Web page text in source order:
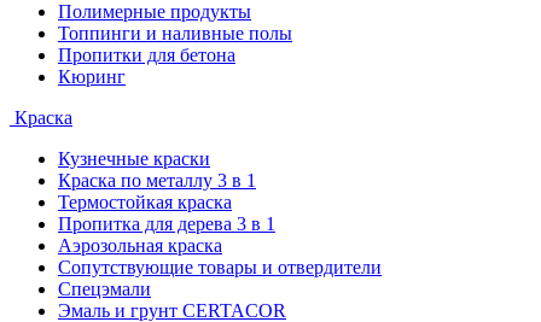
Полимерные продукты
Топпинги и наливные полы
Пропитки для бетона
Кюринг
Краска
Кузнечные краски
Краска по металлу 3 в 1
Термостойкая краска
Пропитка для дерева 3 в 1
Аэрозольная краска
Сопутствующие товары и отвердители
Спецэмали
Эмаль и грунт CERTACOR